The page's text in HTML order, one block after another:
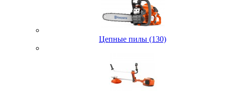
Цепные пилы (130)